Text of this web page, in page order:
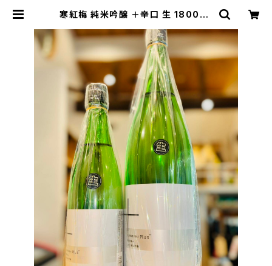
寒紅梅 純米吟醸 ＋辛口 生 1800ml
山町） | 【BASE公式】福原酒店｜創
業1928年・広島の日本酒・限定酒を
全国通販